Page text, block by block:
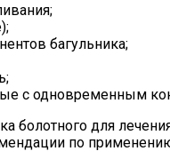
багульника;
с одновременным
болотного для
по